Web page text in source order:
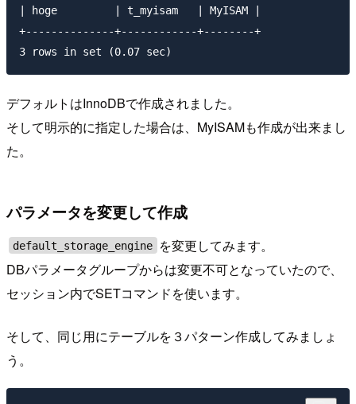
| hoge         | t_myisam   | MyISAM |
+--------------+------------+--------+
デフォルトはInnoDBで作成されました。
そして明示的に指定した場合は、MyISAMも作成が出来まし
た。
パラメータを変更して作成
default_storage_engine
を変更してみます。
DBパラメータグループからは変更不可となっていたので、
セッション内でSETコマンドを使います。
そして、同じ用にテーブルを３パターン作成してみましょ
う。